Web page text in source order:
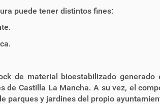
puede tener distintos fines:
de material bioestabilizado
de Castilla La Mancha. A su vez, el
parques y jardines del propio